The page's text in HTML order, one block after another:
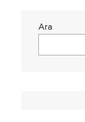
Ara